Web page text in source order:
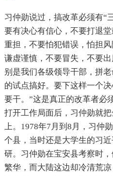
习仲勋说过，搞改革必须有“
要有决心有信心，不要打退
重担，不要怕犯错误，怕担
谦虚谨慎，不要冒失，不要
别是我们各级领导干部，拼
的试点搞好。要下这样一个
要干。”这是真正的改革者必
打开工作局面后，习仲勋就
上。1978年7月到8月，习仲
个县，当时还是大学生的习
研。习仲勋在宝安县考察时
繁华，而大陆这边却冷清荒